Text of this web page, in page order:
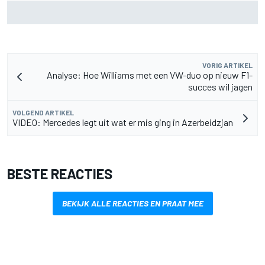
VORIG ARTIKEL
Analyse: Hoe Williams met een VW-duo op nieuw F1-
succes wil jagen
VOLGEND ARTIKEL
VIDEO: Mercedes legt uit wat er mis ging in Azerbeidzjan
BESTE REACTIES
BEKIJK ALLE REACTIES EN PRAAT MEE